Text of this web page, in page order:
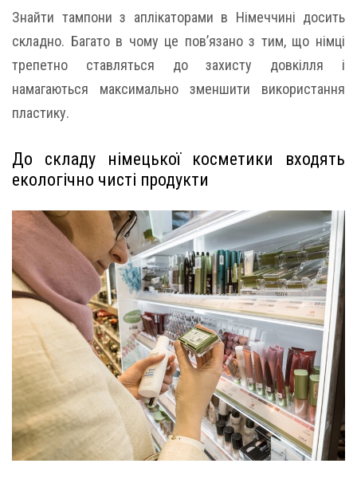
Знайти тампони з аплікаторами в Німеччині досить
складно. Багато в чому це пов’язано з тим, що німці
трепетно ставляться до захисту довкілля і
намагаються максимально зменшити використання
пластику.
До складу німецької косметики входять
екологічно чисті продукти